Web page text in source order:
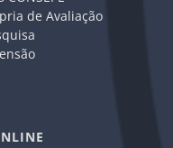
de Avaliação